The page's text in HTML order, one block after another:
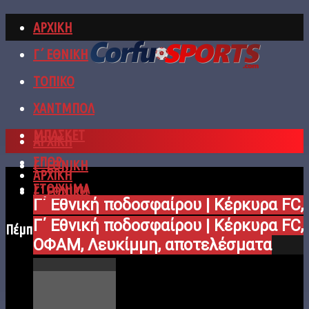
ΑΡΧΙΚΗ
Γ΄ ΕΘΝΙΚΗ
ΤΟΠΙΚΟ
ΧΑΝΤΜΠΟΛ
ΜΠΑΣΚΕΤ
ΣΠΟΡ
ΣΤΟΙΧΗΜΑ
Πέμπτη, 6 / 08 / 2026
ΑΡΧΙΚΗ
Γ΄ ΕΘΝΙΚΗ
Γ΄ Εθνική ποδοσφαίρου | Κέρκυρα FC,
ΟΦΑΜ, Λευκίμμη, αποτελέσματα
ΑΡΧΙΚΗ
Γ΄ ΕΘΝΙΚΗ
Γ΄ Εθνική ποδοσφαίρου | Κέρκυρα FC,
ΟΦΑΜ, Λευκίμμη, αποτελέσματα